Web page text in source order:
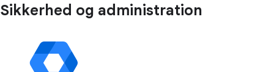
Sikkerhed og administration